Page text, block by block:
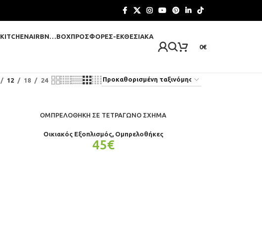
AIRBN…BOXΠΡΟΣΦΟΡΈΣ-ΕΚΘΕΣΙΑΚΆ
0€
12 18 24
ΟΜΠΡΕΛΟΘΉΚΗ ΣΕ ΤΕΤΡΆΓΩΝΟ ΣΧΉΜΑ
Οικιακός Εξοπλισμός, Ομπρελοθήκες
45€